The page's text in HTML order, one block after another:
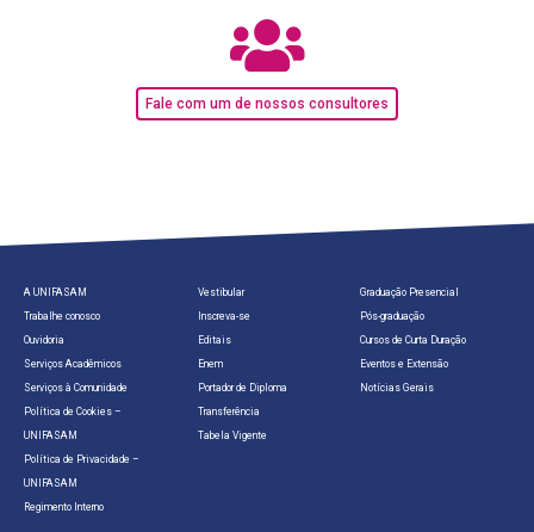
Fale com um de nossos consultores
A UNIFASAM
Trabalhe conosco
Ouvidoria
Serviços Acadêmicos
Serviços à Comunidade
Política de Cookies –
UNIFASAM
Política de Privacidade –
UNIFASAM
Regimento Interno
Vestibular
Inscreva-se
Editais
Enem
Portador de Diploma
Transferência
Tabela Vigente
Graduação Presencial
Pós-graduação
Cursos de Curta Duração
Eventos e Extensão
Notícias Gerais